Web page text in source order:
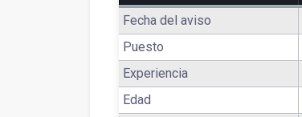
Fecha del aviso
Puesto
Experiencia
Edad